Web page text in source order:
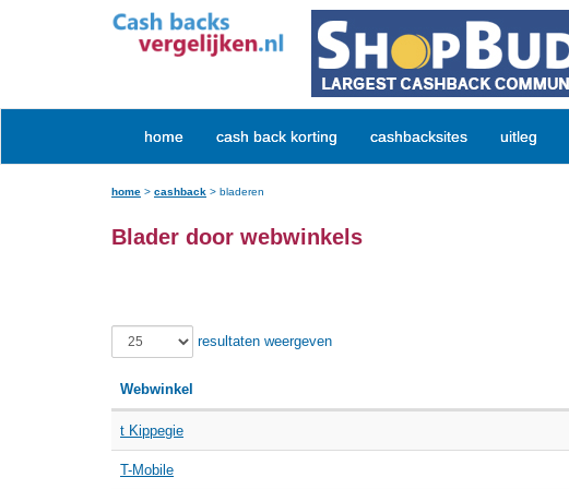
home cash back korting cashbacksites uitleg
home > cashback > bladeren
Blader door webwinkels
resultaten weergeven
Webwinkel
t Kippegie
T-Mobile